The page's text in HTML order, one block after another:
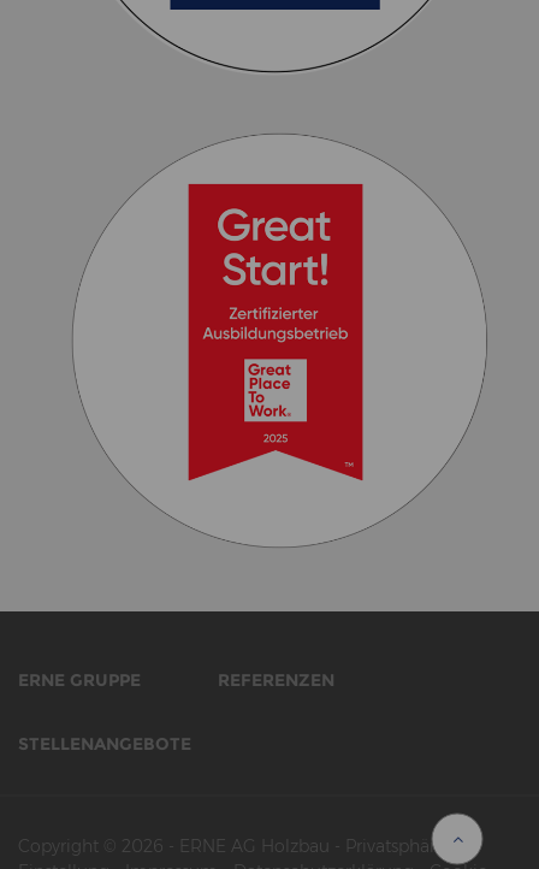
ERNE GRUPPE REFERENZEN
STELLENANGEBOTE
Copyright © 2026 - ERNE AG Holzbau - Privatsphäre-